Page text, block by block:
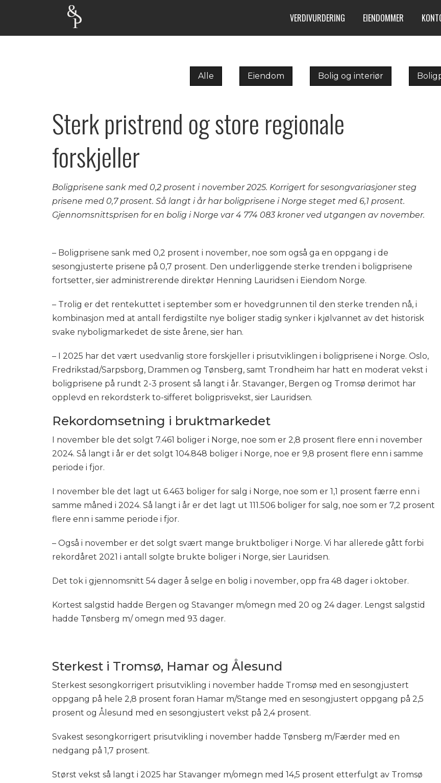
VERDIVURDERING EIENDOMMER
Alle Eiendom Bolig og interiør
Sterk pristrend og store regionale
forskjeller
Boligprisene sank med 0,2 prosent i november 2025. Korrigert for sesongvariasjoner steg
prisene med 0,7 prosent. Så langt i år har boligprisene i Norge steget med 6,1 prosent.
Gjennomsnittsprisen for en bolig i Norge var 4 774 083 kroner ved utgangen av november.
– Boligprisene sank med 0,2 prosent i november, noe som også ga en oppgang i de
sesongjusterte prisene på 0,7 prosent. Den underliggende sterke trenden i boligprisene
fortsetter, sier administrerende direktør Henning Lauridsen i Eiendom Norge.
– Trolig er det rentekuttet i september som er hovedgrunnen til den sterke trenden nå, i
kombinasjon med at antall ferdigstilte nye boliger stadig synker i kjølvannet av det historisk
svake nyboligmarkedet de siste årene, sier han.
– I 2025 har det vært usedvanlig store forskjeller i prisutviklingen i boligprisene i Norge. Oslo,
Fredrikstad/Sarpsborg, Drammen og Tønsberg, samt Trondheim har hatt en moderat vekst i
boligprisene på rundt 2-3 prosent så langt i år. Stavanger, Bergen og Tromsø derimot har
opplevd en rekordsterk to-sifferet boligprisvekst, sier Lauridsen.
Rekordomsetning i bruktmarkedet
I november ble det solgt 7.461 boliger i Norge, noe som er 2,8 prosent flere enn i november
2024. Så langt i år er det solgt 104.848 boliger i Norge, noe er 9,8 prosent flere enn i samme
periode i fjor.
I november ble det lagt ut 6.463 boliger for salg i Norge, noe som er 1,1 prosent færre enn i
samme måned i 2024. Så langt i år er det lagt ut 111.506 boliger for salg, noe som er 7,2 prosent
flere enn i samme periode i fjor.
– Også i november er det solgt svært mange bruktboliger i Norge. Vi har allerede gått forbi
rekordåret 2021 i antall solgte brukte boliger i Norge, sier Lauridsen.
Det tok i gjennomsnitt 54 dager å selge en bolig i november, opp fra 48 dager i oktober.
Kortest salgstid hadde Bergen og Stavanger m/omegn med 20 og 24 dager. Lengst salgstid
hadde Tønsberg m/ omegn med 93 dager.
Sterkest i Tromsø, Hamar og Ålesund
Sterkest sesongkorrigert prisutvikling i november hadde Tromsø med en sesongjustert
oppgang på hele 2,8 prosent foran Hamar m/Stange med en sesongjustert oppgang på 2,5
prosent og Ålesund med en sesongjustert vekst på 2,4 prosent.
Svakest sesongkorrigert prisutvikling i november hadde Tønsberg m/Færder med en
nedgang på 1,7 prosent.
Størst vekst så langt i 2025 har Stavanger m/omegn med 14,5 prosent etterfulgt av Tromsø